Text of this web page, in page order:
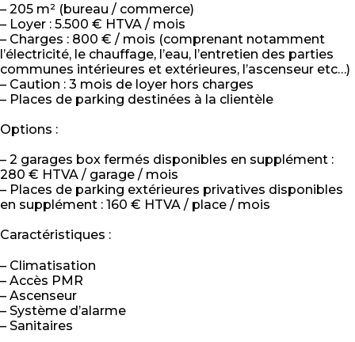
– 205 m² (bureau / commerce)
– Loyer : 5.500 € HTVA / mois
– Charges : 800 € / mois (comprenant notamment
l’électricité, le chauffage, l’eau, l’entretien des parties
communes intérieures et extérieures, l’ascenseur etc…)
– Caution : 3 mois de loyer hors charges
– Places de parking destinées à la clientèle
Options :
– 2 garages box fermés disponibles en supplément :
280 € HTVA / garage / mois
– Places de parking extérieures privatives disponibles
en supplément : 160 € HTVA / place / mois
Caractéristiques :
– Climatisation
– Accès PMR
– Ascenseur
– Système d’alarme
– Sanitaires